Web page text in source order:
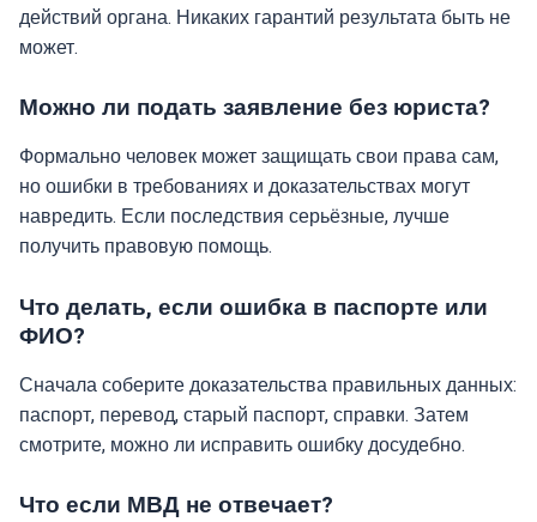
действий органа. Никаких гарантий результата быть не
может.
Можно ли подать заявление без юриста?
Формально человек может защищать свои права сам,
но ошибки в требованиях и доказательствах могут
навредить. Если последствия серьёзные, лучше
получить правовую помощь.
Что делать, если ошибка в паспорте или
ФИО?
Сначала соберите доказательства правильных данных:
паспорт, перевод, старый паспорт, справки. Затем
смотрите, можно ли исправить ошибку досудебно.
Что если МВД не отвечает?